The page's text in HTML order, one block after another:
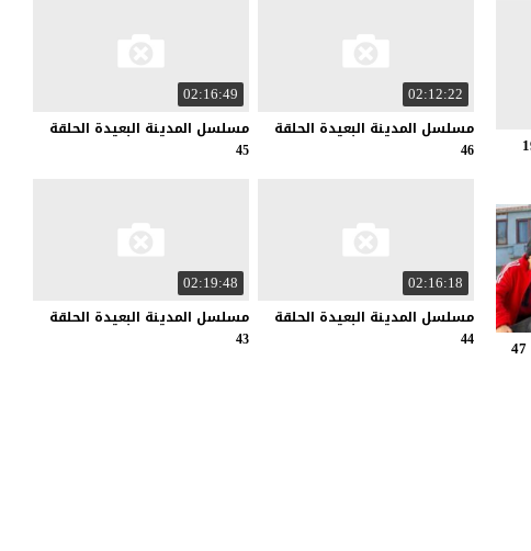
02:12:22
مسلسل المدينة البعيدة الحلقة
46
02:16:49
مسلسل المدينة البعيدة الحلقة
45
02:16:18
مسلسل المدينة البعيدة الحلقة
44
02:19:48
مسلسل المدينة البعيدة الحلقة
43